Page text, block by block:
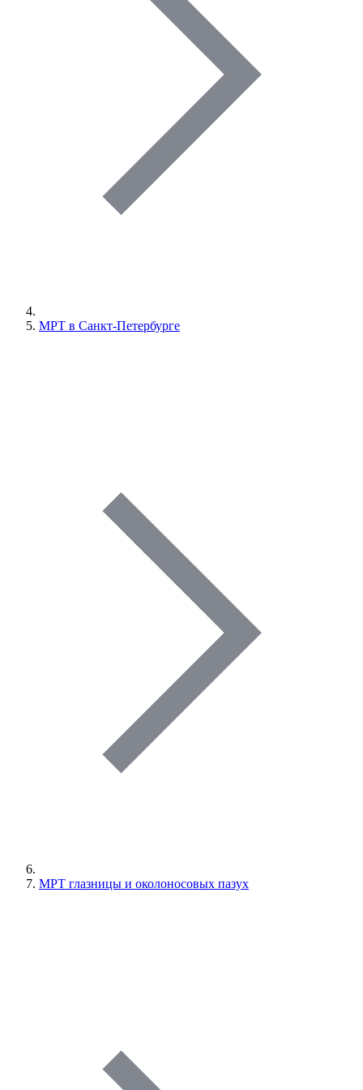
МРТ в Санкт-Петербурге
МРТ глазницы и околоносовых пазух